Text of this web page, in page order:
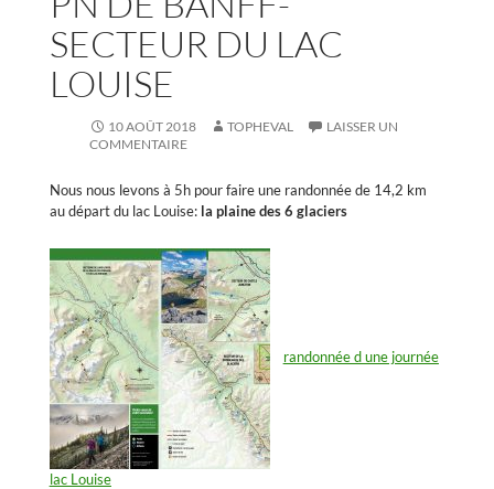
SECTEUR DU LAC
LOUISE
10 AOÛT 2018 TOPHEVAL
LAISSER UN
COMMENTAIRE
Nous nous levons à 5h pour faire une randonnée de 14,2 km
au départ du lac Louise: la plaine des 6 glaciers
randonnée d une journée
lac Louise